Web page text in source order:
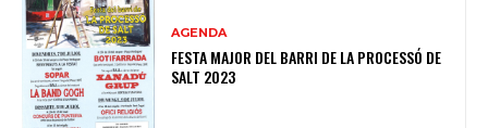
AGENDA
FESTA MAJOR DEL BARRI DE LA PROCESSÓ DE
SALT 2023